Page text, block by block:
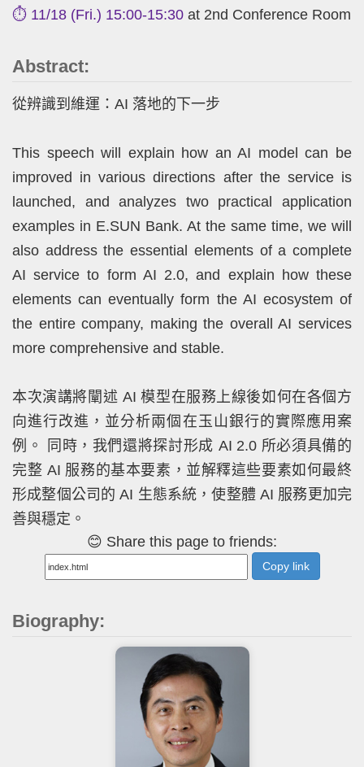
⏱️ 11/18 (Fri.) 15:00-15:30 at 2nd Conference Room
Abstract:
從辨識到維運：AI 落地的下一步
This speech will explain how an AI model can be
improved in various directions after the service is
launched, and analyzes two practical application
examples in E.SUN Bank. At the same time, we will
also address the essential elements of a complete
AI service to form AI 2.0, and explain how these
elements can eventually form the AI ecosystem of
the entire company, making the overall AI services
more comprehensive and stable.
本次演講將闡述 AI 模型在服務上線後如何在各個方
向進行改進，並分析兩個在玉山銀行的實際應用案
例。 同時，我們還將探討形成 AI 2.0 所必須具備的
完整 AI 服務的基本要素，並解釋這些要素如何最終
形成整個公司的 AI 生態系統，使整體 AI 服務更加完
善與穩定。
😊 Share this page to friends:
Copy link
Biography: